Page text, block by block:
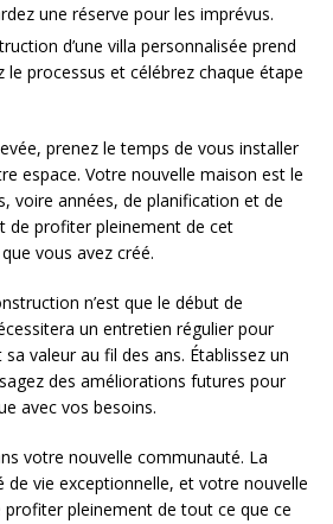
une réserve pour les imprévus.
d’une villa personnalisée prend
le processus et célébrez chaque étape
prenez le temps de vous installer
espace. Votre nouvelle maison est le
voire années, de planification et de
de profiter pleinement de cet
vous avez créé.
n’est que le début de
un entretien régulier pour
valeur au fil des ans. Établissez un
des améliorations futures pour
avec vos besoins.
votre nouvelle communauté. La
de vie exceptionnelle, et votre nouvelle
pleinement de tout ce que ce